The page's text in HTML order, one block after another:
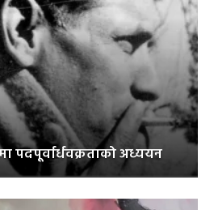
पदपूर्वार्धवक्रताको अध्ययन